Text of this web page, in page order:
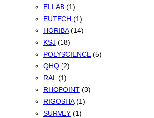
ELLAB (1)
EUTECH (1)
HORIBA (14)
KSJ (18)
POLYSCIENCE (5)
QHQ (2)
RAL (1)
RHOPOINT (3)
RIGOSHA (1)
SURVEY (1)